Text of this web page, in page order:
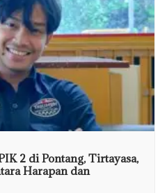
2 di Pontang, Tirtayasa,
Harapan dan